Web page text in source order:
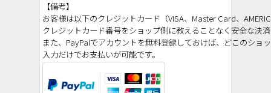
【備考】
お客様は以下のクレジットカード（VISA、Master Card、
クレジットカード番号をショップ側に教えることなく安全な決
また、PayPalでアカウントを無料登録しておけば、どこのショ
入力だけでお支払いが可能です。